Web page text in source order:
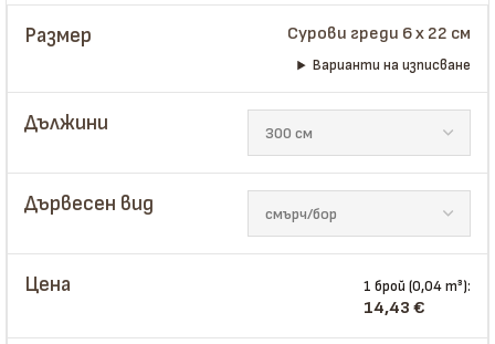
Сурови греди 6 x 22 см
Варианти на изписване
1 брой (0,04 m³):
14,43 €